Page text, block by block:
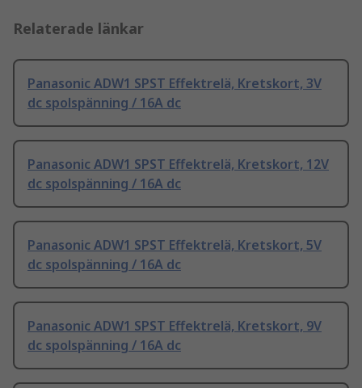
Relaterade länkar
Panasonic ADW1 SPST Effektrelä, Kretskort, 3V
dc spolspänning / 16A dc
Panasonic ADW1 SPST Effektrelä, Kretskort, 12V
dc spolspänning / 16A dc
Panasonic ADW1 SPST Effektrelä, Kretskort, 5V
dc spolspänning / 16A dc
Panasonic ADW1 SPST Effektrelä, Kretskort, 9V
dc spolspänning / 16A dc